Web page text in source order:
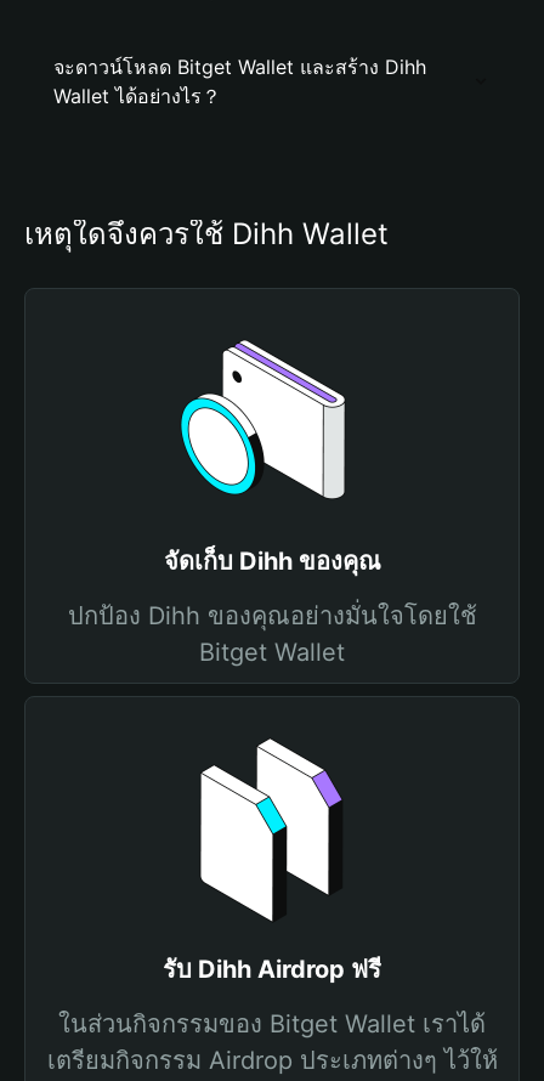
จะดาวน์โหลด Bitget Wallet และสร้าง Dihh
Wallet ได้อย่างไร？
เหตุใดจึงควรใช้ Dihh Wallet
จัดเก็บ Dihh ของคุณ
ปกป้อง Dihh ของคุณอย่างมั่นใจโดยใช้
Bitget Wallet
รับ Dihh Airdrop ฟรี
ในส่วนกิจกรรมของ Bitget Wallet เราได้
เตรียมกิจกรรม Airdrop ประเภทต่างๆ ไว้ให้